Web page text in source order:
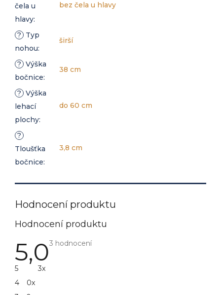
čela u
hlavy:
bez čela u hlavy
?
Typ
nohou:
širší
? Výška
bočnice:
38 cm
? Výška
lehací
plochy:
do 60 cm
?
Tloušťka
bočnice:
3,8 cm
Hodnocení produktu
5,0Průměrné
3 hodnocení
5
3x
4
0x